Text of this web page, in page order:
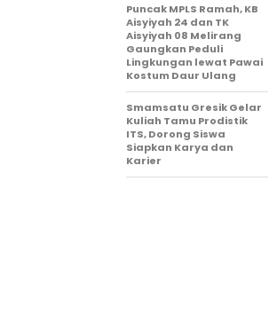
Puncak MPLS Ramah, KB
Aisyiyah 24 dan TK
Aisyiyah 08 Melirang
Gaungkan Peduli
Lingkungan lewat Pawai
Kostum Daur Ulang
Smamsatu Gresik Gelar
Kuliah Tamu Prodistik
ITS, Dorong Siswa
Siapkan Karya dan
Karier